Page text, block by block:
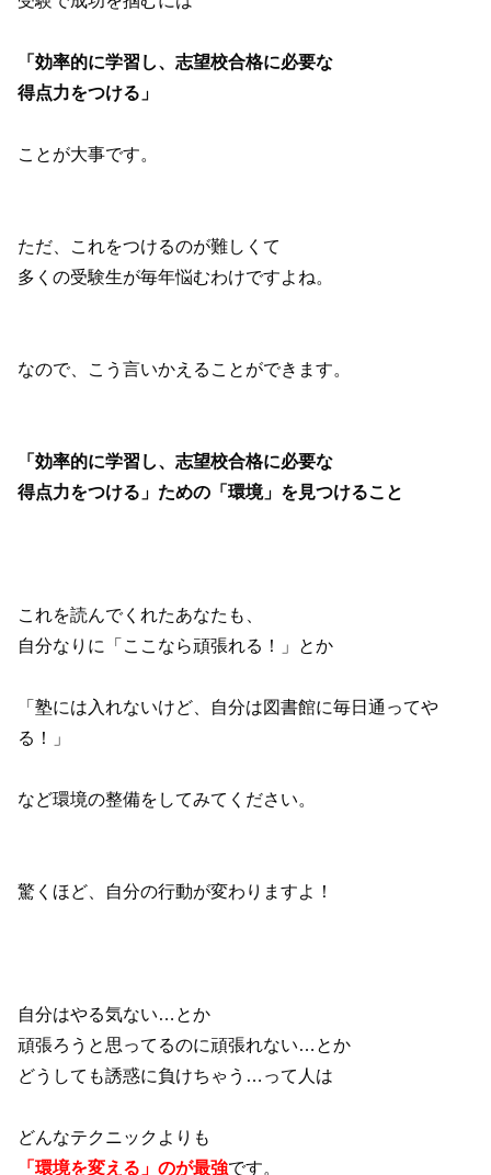
「効率的に学習し、志望校合格に必要な
得点力をつける」
ことが大事です。
ただ、これをつけるのが難しくて
多くの受験生が毎年悩むわけですよね。
なので、こう言いかえることができます。
「効率的に学習し、志望校合格に必要な
得点力をつける」ための「環境」を見つけること
これを読んでくれたあなたも、
自分なりに「ここなら頑張れる！」とか
「塾には入れないけど、自分は図書館に毎日通ってや
る！」
など環境の整備をしてみてください。
驚くほど、自分の行動が変わりますよ！
自分はやる気ない…とか
頑張ろうと思ってるのに頑張れない…とか
どうしても誘惑に負けちゃう…って人は
どんなテクニックよりも
「環境を変える」のが最強です。